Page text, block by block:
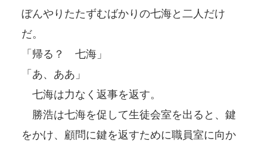
ぼんやりたたずむばかりの七海と二人だけ
だ。
「帰る？ 七海」
「あ、ああ」
七海は力なく返事を返す。
勝浩は七海を促して生徒会室を出ると、鍵
をかけ、顧問に鍵を返すために職員室に向か